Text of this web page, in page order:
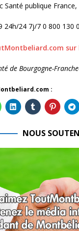
Santé publique
24h/24 7j/7 0 800 130
sur
de Bourgogne-
:
NOUS